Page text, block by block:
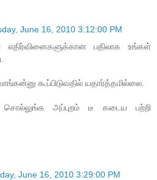
June 16, 2010 3:12:00 PM
எதிர்வினைகளுக்கான பதிலாக உங்கள்
கூப்பிடுவதில் யதார்த்தமில்லை.
அப்புறம் டீ கடைய பற்றி
June 16, 2010 3:29:00 PM